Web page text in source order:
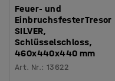
Feuer- und
Einbruchsfester Tresor
SILVER,
Schlüsselschloss,
460x440x440 mm
Art. Nr.:13622